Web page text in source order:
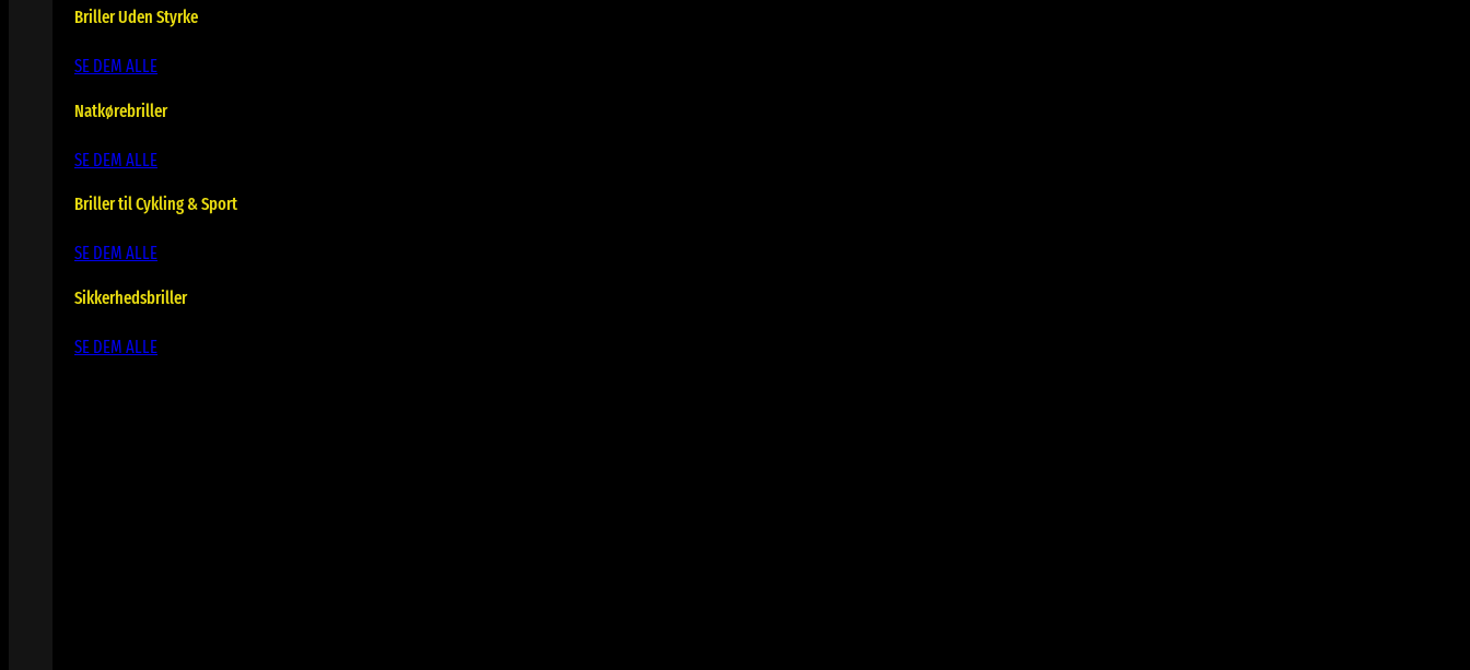
Briller Uden Styrke
SE DEM ALLE
Natkørebriller
SE DEM ALLE
Briller til Cykling & Sport
SE DEM ALLE
Sikkerhedsbriller
SE DEM ALLE